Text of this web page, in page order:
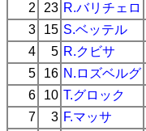
2
23 R.バリチェロ
3
15 S.ベッテル
4
5 R.クビサ
5
16 N.ロズベルグ
6
10 T.グロック
7
3 F.マッサ